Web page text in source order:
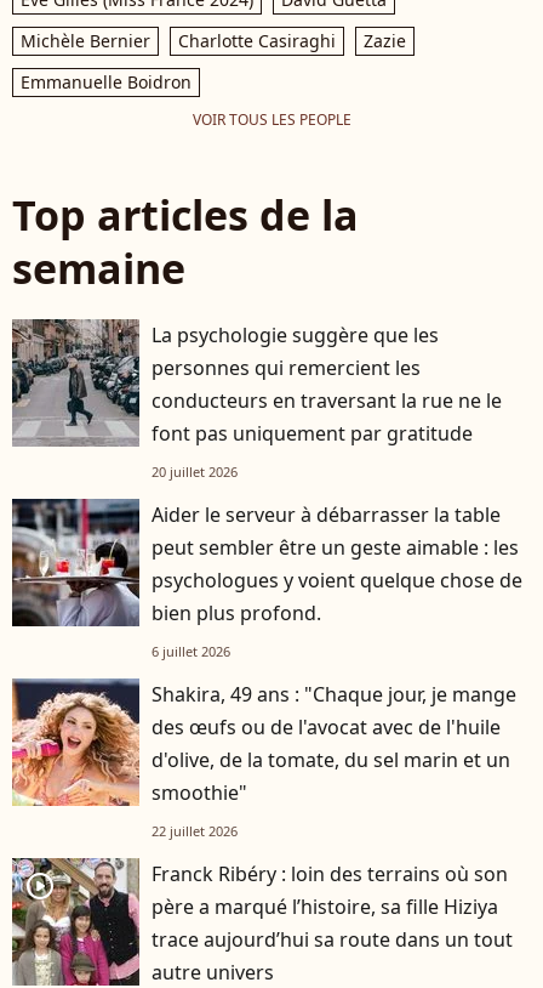
Michèle Bernier
Charlotte Casiraghi
Zazie
Emmanuelle Boidron
VOIR TOUS LES PEOPLE
Top articles de la
semaine
La psychologie suggère que les
personnes qui remercient les
conducteurs en traversant la rue ne le
font pas uniquement par gratitude
20 juillet 2026
Aider le serveur à débarrasser la table
peut sembler être un geste aimable : les
psychologues y voient quelque chose de
bien plus profond.
6 juillet 2026
Shakira, 49 ans : "Chaque jour, je mange
des œufs ou de l'avocat avec de l'huile
d'olive, de la tomate, du sel marin et un
smoothie"
22 juillet 2026
player2
Franck Ribéry : loin des terrains où son
père a marqué l’histoire, sa fille Hiziya
trace aujourd’hui sa route dans un tout
autre univers